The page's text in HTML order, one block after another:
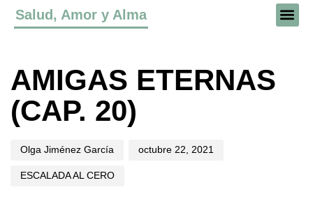
Salud, Amor y Alma
AMIGAS ETERNAS
(CAP. 20)
Olga Jiménez García octubre 22, 2021
ESCALADA AL CERO